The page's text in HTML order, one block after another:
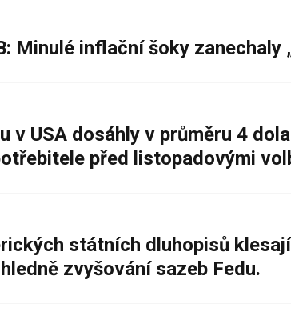
Minulé inflační šoky zanechaly
v USA dosáhly v průměru 4
před listopadovými
státních dluhopisů
zvyšování sazeb Fedu.